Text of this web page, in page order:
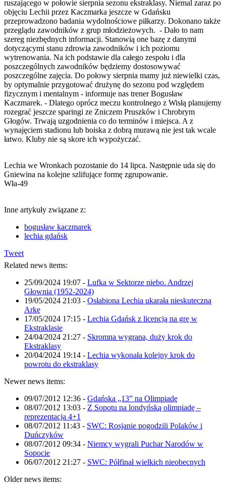
ruszającego w połowie sierpnia sezonu ekstraklasy. Niemal zaraz po
objęciu Lechii przez Kaczmarka jeszcze w Gdańsku
przeprowadzono badania wydolnościowe piłkarzy. Dokonano także
przeglądu zawodników z grup młodzieżowych. - Dało to nam
szereg niezbędnych informacji. Stanowią one bazę z danymi
dotyczącymi stanu zdrowia zawodników i ich poziomu
wytrenowania. Na ich podstawie dla całego zespołu i dla
poszczególnych zawodników będziemy dostosowywać
poszczególne zajęcia. Do połowy sierpnia mamy już niewielki czas,
by optymalnie przygotować drużynę do sezonu pod względem
fizycznym i mentalnym - informuje nas trener Bogusław
Kaczmarek. - Dlatego oprócz meczu kontrolnego z Wisłą planujemy
rozegrać jeszcze sparingi ze Zniczem Pruszków i Chrobrym
Głogów. Trwają uzgodnienia co do terminów i miejsca. A z
wynajęciem stadionu lub boiska z dobrą murawą nie jest tak wcale
łatwo. Kluby nie są skore ich wypożyczać.
Lechia we Wronkach pozostanie do 14 lipca. Następnie uda się do
Gniewina na kolejne szlifujące formę zgrupowanie.
Wła-49
Inne artykuły związane z:
bogusław kaczmarek
lechia gdańsk
Tweet
Related news items:
25/09/2024 19:07 - Lufka w Sektorze niebo. Andrzej
Głownia (1952-2024)
19/05/2024 21:03 - Osłabiona Lechia ukarała nieskuteczną
Arkę
17/05/2024 17:15 - Lechia Gdańsk z licencją na grę w
Ekstraklasie
24/04/2024 21:27 - Skromna wygrana, duży krok do
Ekstraklasy
20/04/2024 19:14 - Lechia wykonała kolejny krok do
powrotu do ekstraklasy
Newer news items:
09/07/2012 12:36 - Gdańska „13” na Olimpiadę
08/07/2012 13:03 - Z Sopotu na londyńską olimpiadę –
reprezentacja 4+1
08/07/2012 11:43 - SWC: Rosjanie pogodzili Polaków i
Duńczyków
08/07/2012 09:34 - Niemcy wygrali Puchar Narodów w
Sopocie
06/07/2012 21:27 - SWC: Półfinał wielkich nieobecnych
Older news items: